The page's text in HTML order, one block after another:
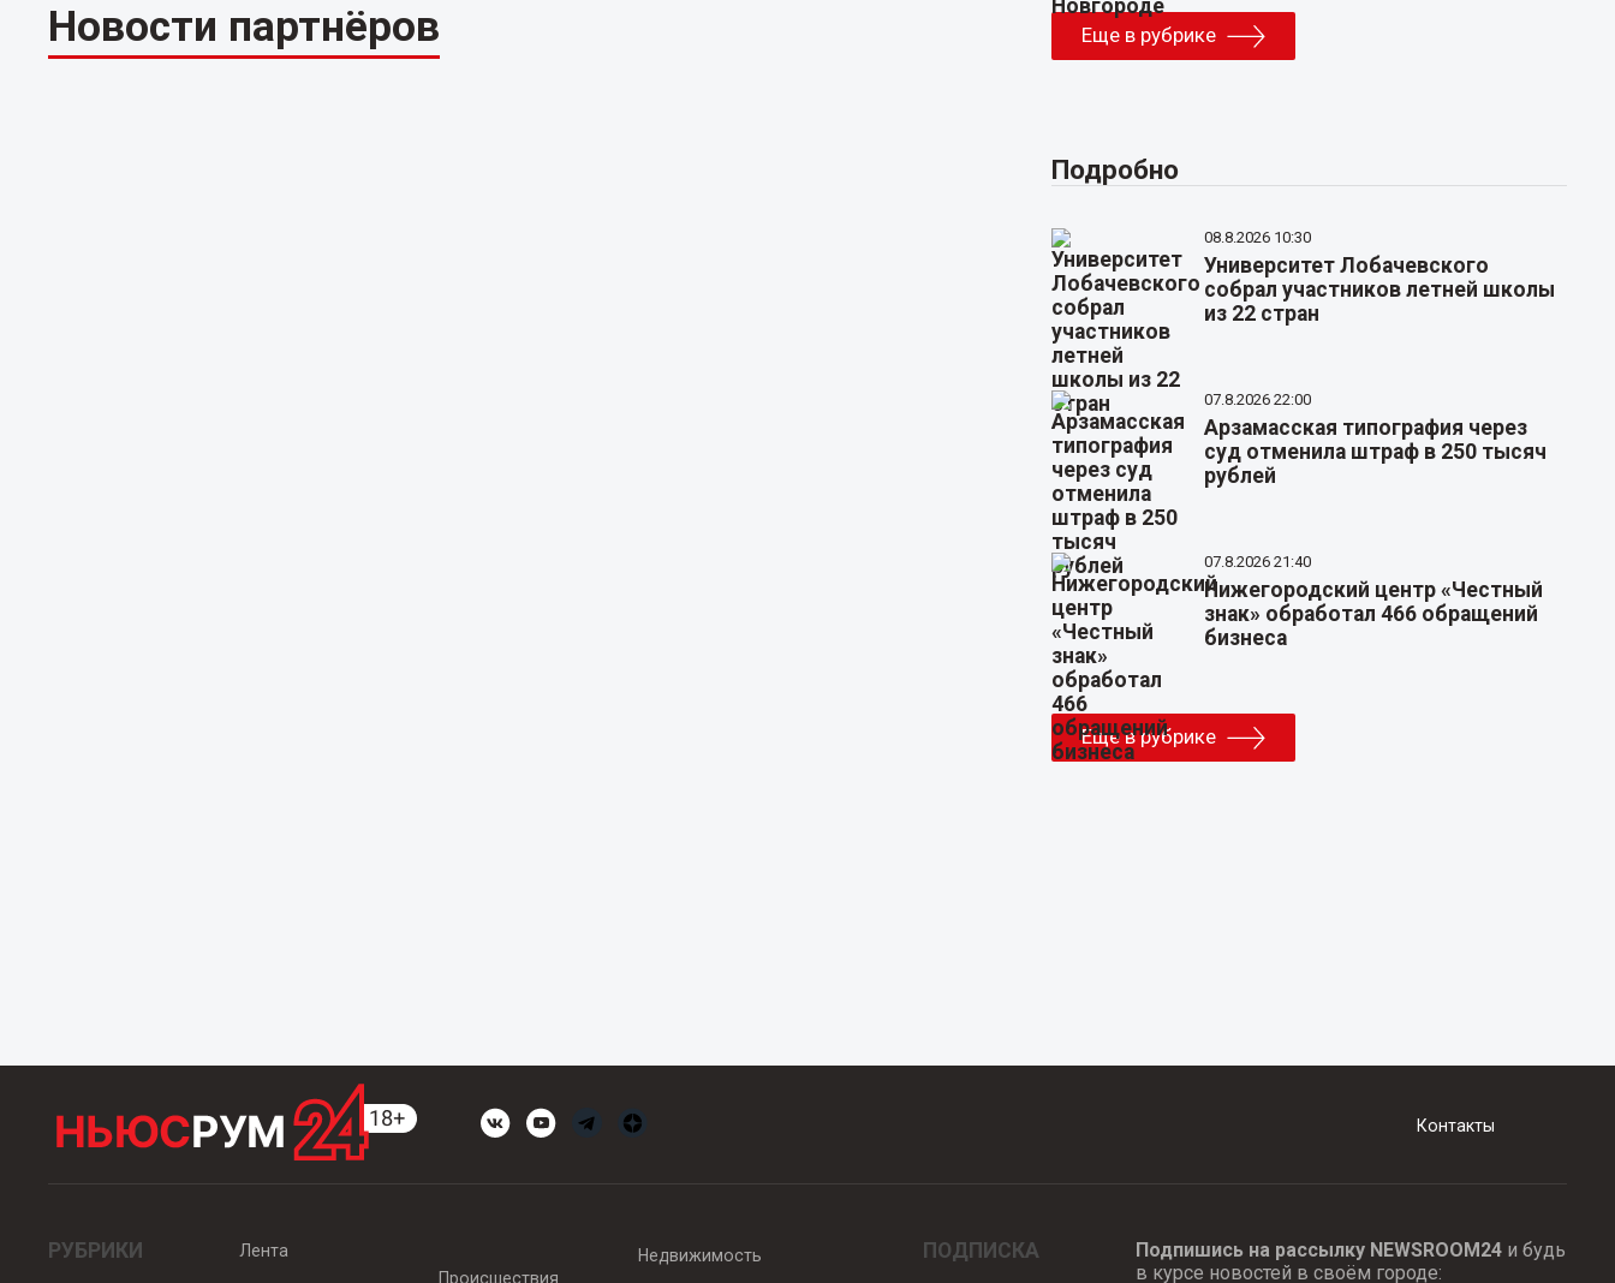
Новости партнёров Еще в рубрике
Подробно
08.8.2026 10:30
Университет Лобачевского
собрал участников летней школы
из 22 стран
07.8.2026 22:00
Арзамасская типография через
суд отменила штраф в 250 тысяч
рублей
07.8.2026 21:40
Нижегородский центр «Честный
знак» обработал 466 обращений
бизнеса
Еще в рубрике
Контакты
РУБРИКИ
Лента
Происшествия
Недвижимость ПОДПИСКА Подпишись на рассылку NEWSROOM24и будь
в курсе новостей в своём городе: